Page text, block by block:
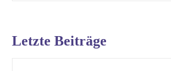
Letzte Beiträge